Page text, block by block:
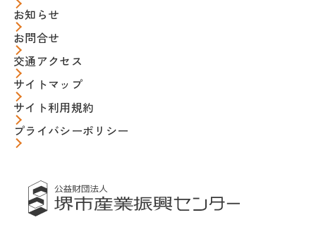
お知らせ
お問合せ
交通アクセス
サイトマップ
サイト利用規約
プライバシーポリシー